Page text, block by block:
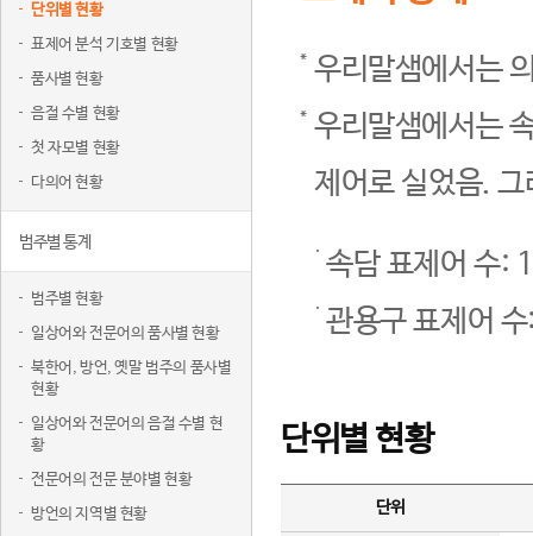
단위별 현황
표제어 분석 기호별 현황
품사별 현황
음절 수별 현황
첫 자모별 현황
다의어 현황
범주별 통계
범주별 현황
일상어와 전문어의 품사별 현황
북한어, 방언, 옛말 범주의 품사별
현황
일상어와 전문어의 음절 수별 현
황
전문어의 전문 분야별 현황
방언의 지역별 현황
우리말샘에서는
우리말샘에서는
제어로 실었음.
속담 표제어 수:
관용구 표제어
단위별 현황
단위